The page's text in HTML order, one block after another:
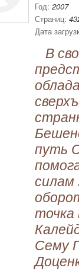
Год: 2007
Страниц:
Дата
В
путь
силам
точка
Сему